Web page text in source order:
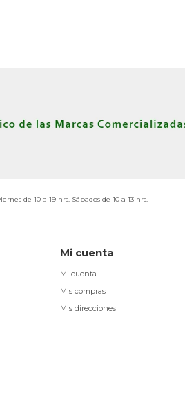
de 10 a 19 hrs. Sábados de 10 a 13 hrs.
Mi cuenta
Mi cuenta
Mis compras
Mis direcciones